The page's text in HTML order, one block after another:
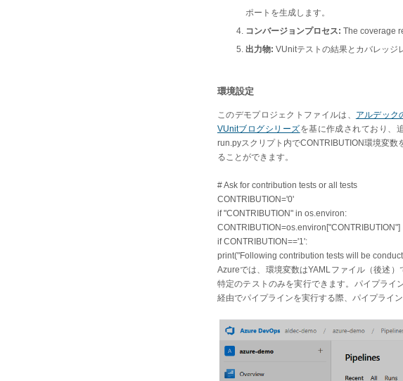
ポートを生成します。
コンバージョンプロセス: The coverage
出力物: VUnitテストの結果とカバレッジ
環境設定
このデモプロジェクトファイルは、 アルデック
VUnitブログシリーズを基に作成されており、
run.pyスクリプト内でCONTRIBUTION環境変
ることができます。
# Ask for contribution tests or all tests
CONTRIBUTION='0'
if "CONTRIBUTION" in os.environ:
CONTRIBUTION=os.environ["CONTRIBUTION"]
if CONTRIBUTION=='1':
print("Following contribution tests will be
Azureでは、環境変数はYAMLファイル（後述
特定のテストのみを実行できます。パイプライ
経由でパイプラインを実行する際、パイプライ